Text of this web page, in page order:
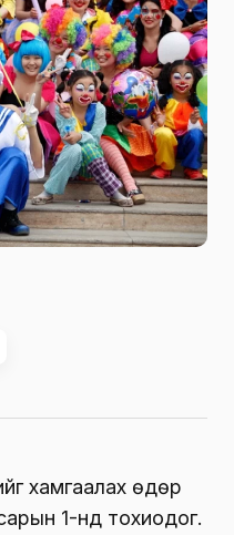
хамгаалах өдөр
1-нд тохиодог.